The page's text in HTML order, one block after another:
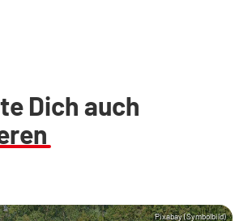
Dich auch
Pixabay (Symbolbild)